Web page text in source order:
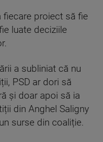
proiect să fie
luate deciziile
a subliniat că nu
PSD ar dori să
și doar apoi să ia
din Anghel Saligny
surse din coaliție.